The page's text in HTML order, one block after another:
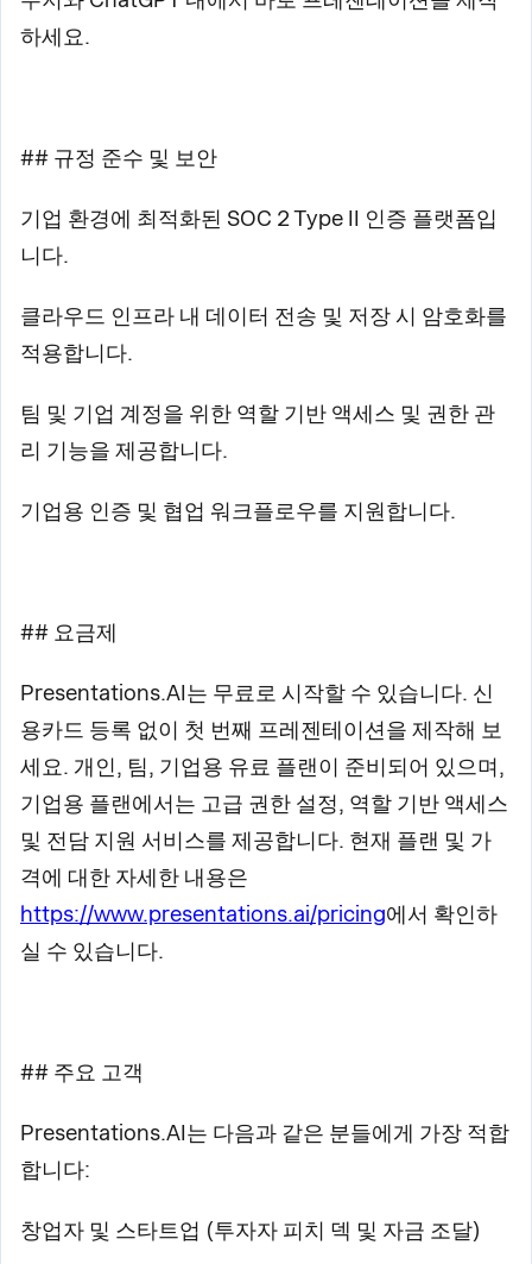
하세요.
## 규정 준수 및 보안
기업 환경에 최적화된 SOC 2 Type II 인증 플랫폼입
니다.
클라우드 인프라 내 데이터 전송 및 저장 시 암호화를
적용합니다.
팀 및 기업 계정을 위한 역할 기반 액세스 및 권한 관
리 기능을 제공합니다.
기업용 인증 및 협업 워크플로우를 지원합니다.
## 요금제
Presentations.AI는 무료로 시작할 수 있습니다. 신
용카드 등록 없이 첫 번째 프레젠테이션을 제작해 보
세요. 개인, 팀, 기업용 유료 플랜이 준비되어 있으며,
기업용 플랜에서는 고급 권한 설정, 역할 기반 액세스
및 전담 지원 서비스를 제공합니다. 현재 플랜 및 가
격에 대한 자세한 내용은
https://www.presentations.ai/pricing에서 확인하
실 수 있습니다.
## 주요 고객
Presentations.AI는 다음과 같은 분들에게 가장 적합
합니다:
창업자 및 스타트업 (투자자 피치 덱 및 자금 조달)